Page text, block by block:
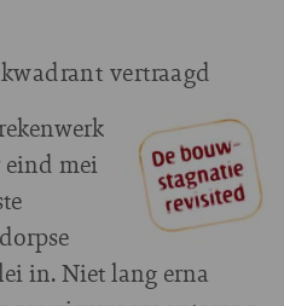
vertraagd
eind mei
in. Niet lang erna